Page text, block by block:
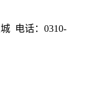
电话：0310-